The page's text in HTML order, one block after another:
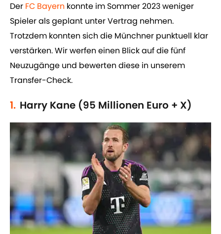
Der FC Bayern konnte im Sommer 2023 weniger
Spieler als geplant unter Vertrag nehmen.
Trotzdem konnten sich die Münchner punktuell klar
verstärken. Wir werfen einen Blick auf die fünf
Neuzugänge und bewerten diese in unserem
Transfer-Check.
1. Harry Kane (95 Millionen Euro + X)